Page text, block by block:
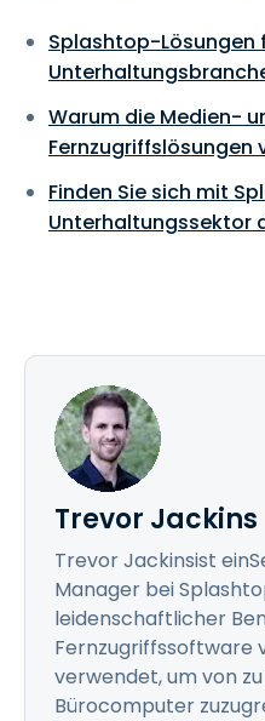
Splashtop-Lösungen
Warum die Medien-
Finden Sie sich mit
Unterhaltungssektor
Trevor Jackins
Trevor Jackinsist
Manager bei
leidenschaftlicher
Fernzugriffssoftware
verwendet, um von
Bürocomputer